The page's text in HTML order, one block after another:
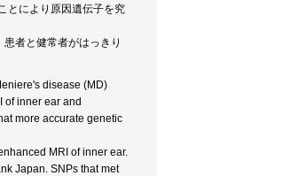
とにより原因遺伝子を究
者と健常者がはっきり
disease (MD)
of inner ear and
more accurate genetic
MRI of inner ear.
Japan. SNPs that met